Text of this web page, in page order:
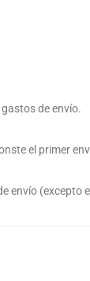
de envío.
el primer
envío